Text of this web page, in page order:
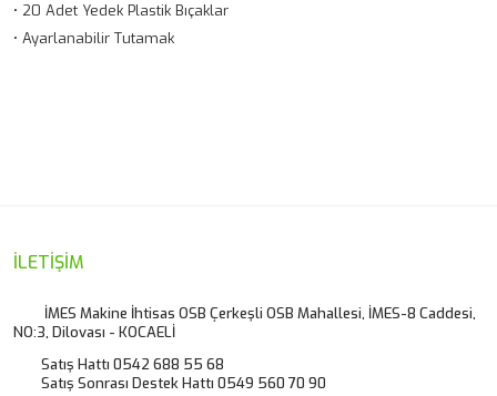
• 20 Adet Yedek Plastik Bıçaklar
• Ayarlanabilir Tutamak
Ürün resmi kalitesiz, bozuk veya görüntülenemiyor.
Ürün bilgilerinde hatalar bulunuyor.
Ürün fiyatı diğer sitelerden daha pahalı.
İLETİŞİM
İMES Makine İhtisas OSB Çerkeşli OSB Mahallesi, İMES-8 Caddesi,
NO:3, Dilovası - KOCAELİ
Satış Hattı 0542 688 55 68
Satış Sonrası Destek Hattı 0549 560 70 90